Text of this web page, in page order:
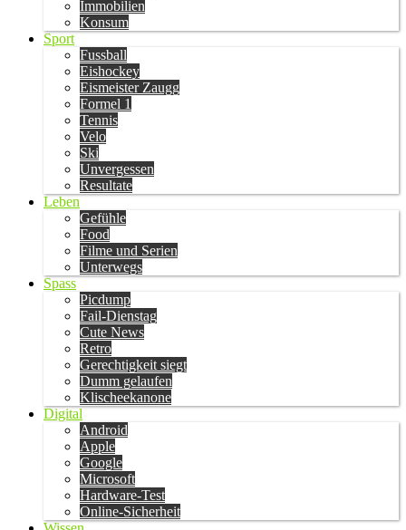
Immobilien
Konsum
Sport
Fussball
Eishockey
Eismeister Zaugg
Formel 1
Tennis
Velo
Ski
Unvergessen
Resultate
Leben
Gefühle
Food
Filme und Serien
Unterwegs
Spass
Picdump
Fail-Dienstag
Cute News
Retro
Gerechtigkeit siegt
Dumm gelaufen
Klischeekanone
Digital
Android
Apple
Google
Microsoft
Hardware-Test
Online-Sicherheit